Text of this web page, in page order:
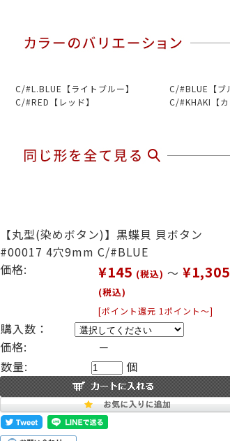
C/#L.BLUE【ライトブルー】 C/#BLUE【ブ
C/#RED【レッド】
C/#KHAKI【カ
【丸型(染めボタン)】黒蝶貝 貝ボタン
#00017 4穴9mm C/#BLUE
価格:
¥145 (税込) ～ ¥1,305
(税込)
[ポイント還元 1ポイント～]
購入数：
価格:
－
数量:
個